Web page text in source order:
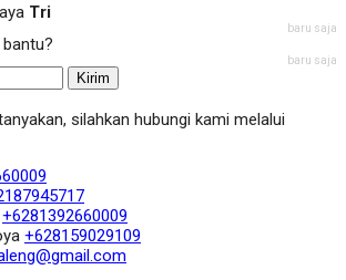
Tri
baru saja
baru saja
Kirim
silahkan hubungi kami melalui
+6281392660009
+628159029109